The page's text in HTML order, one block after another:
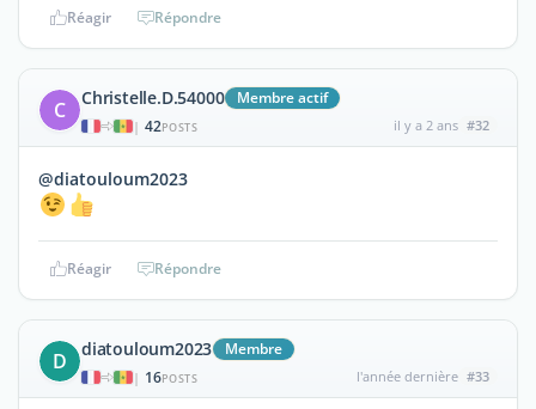
Réagir Répondre
C Christelle.D.54000 Membre actif
| 42POSTS il y a 2 ans #32
@diatouloum2023
Réagir Répondre
D diatouloum2023 Membre
| 16POSTS l'année dernière #33